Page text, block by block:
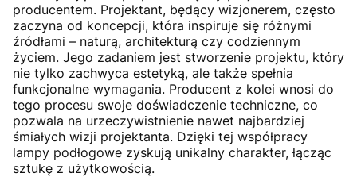
producentem. Projektant, będący wizjonerem, często
zaczyna od koncepcji, która inspiruje się różnymi
źródłami – naturą, architekturą czy codziennym
życiem. Jego zadaniem jest stworzenie projektu, który
nie tylko zachwyca estetyką, ale także spełnia
funkcjonalne wymagania. Producent z kolei wnosi do
tego procesu swoje doświadczenie techniczne, co
pozwala na urzeczywistnienie nawet najbardziej
śmiałych wizji projektanta. Dzięki tej współpracy
lampy podłogowe zyskują unikalny charakter, łącząc
sztukę z użytkowością.